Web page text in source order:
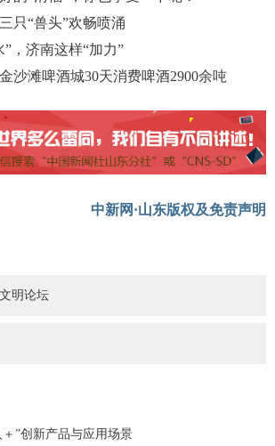
只“兽头”欢畅喷涌
，济南这样“加力”
沙滩啤酒城30天消费啤酒2900余吨
中新网·山东版权及免责声明
明论坛
”创新产品与应用场景